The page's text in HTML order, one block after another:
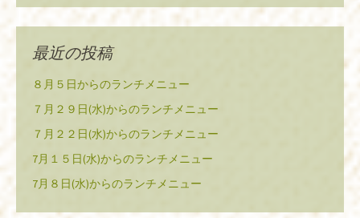
最近の投稿
８月５日からのランチメニュー
７月２９日(水)からのランチメニュー
７月２２日(水)からのランチメニュー
7月１５日(水)からのランチメニュー
7月８日(水)からのランチメニュー